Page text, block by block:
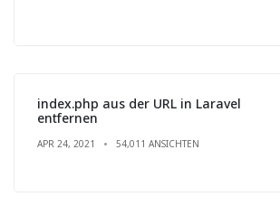
index.php aus der URL in Laravel
entfernen
APR 24, 2021 54,011 ANSICHTEN